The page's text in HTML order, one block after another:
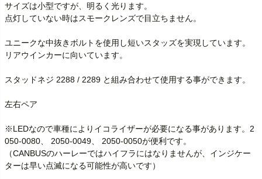
サイズは小型ですが、明るく光ります。
点灯していない時はスモークレンズで目立ちません。
ユニークな中抜きボルトを使用し短いスタッズを実現しています。
リアウインカーに向いています。
スタッドネジ 2288 / 2289 と組み合わせて使用する事ができます。
左右ペア
※LEDなので車種によりイコライザーが必要になる事があります。2
050-0080、 2050-0049、 2050-0050が便利です。
（CANBUSのハーレーではハイフラにはなりませんが、インジケー
ターは早い点滅になる可能性が高いです）